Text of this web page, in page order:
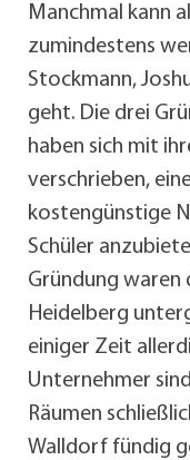
Manchmal kann
zumindestens
Stockmann,
geht. Die drei
haben sich mit
verschrieben,
kostengünstige
Schüler
Gründung waren
Heidelberg
einiger Zeit
Unternehmer
Räumen
Walldorf fündig